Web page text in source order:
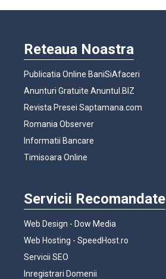
Reteaua Noastra
Publicatia Online BaniSiAfaceri
Anunturi Gratuite Anuntul.BIZ
Revista Presei Saptamana.com
Romania Observer
Informatii Bancare
Timisoara Online
Servicii Recomandate
Web Design - Dow Media
Web Hosting - SpeedHost.ro
Servicii SEO
Inregistrari Domenii